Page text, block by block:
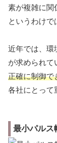
素が複雑に関
というわけで
近年では、環
が求められて
正確に制御で
各社にとって
最小パルス